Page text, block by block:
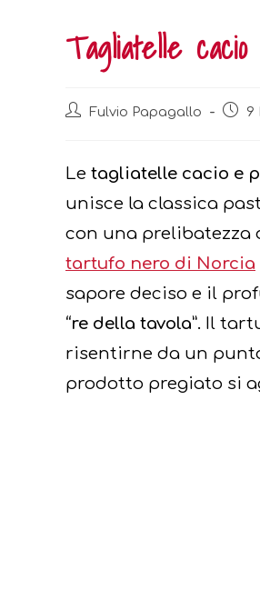
Tagliatelle
PostFulvio Papagallo
Post9
Le tagliatelle cacio e
unisce la classica
con una prelibatezza
tartufo nero di Norcia
sapore deciso e il
“re della tavola”. Il
risentirne da un
prodotto pregiato si